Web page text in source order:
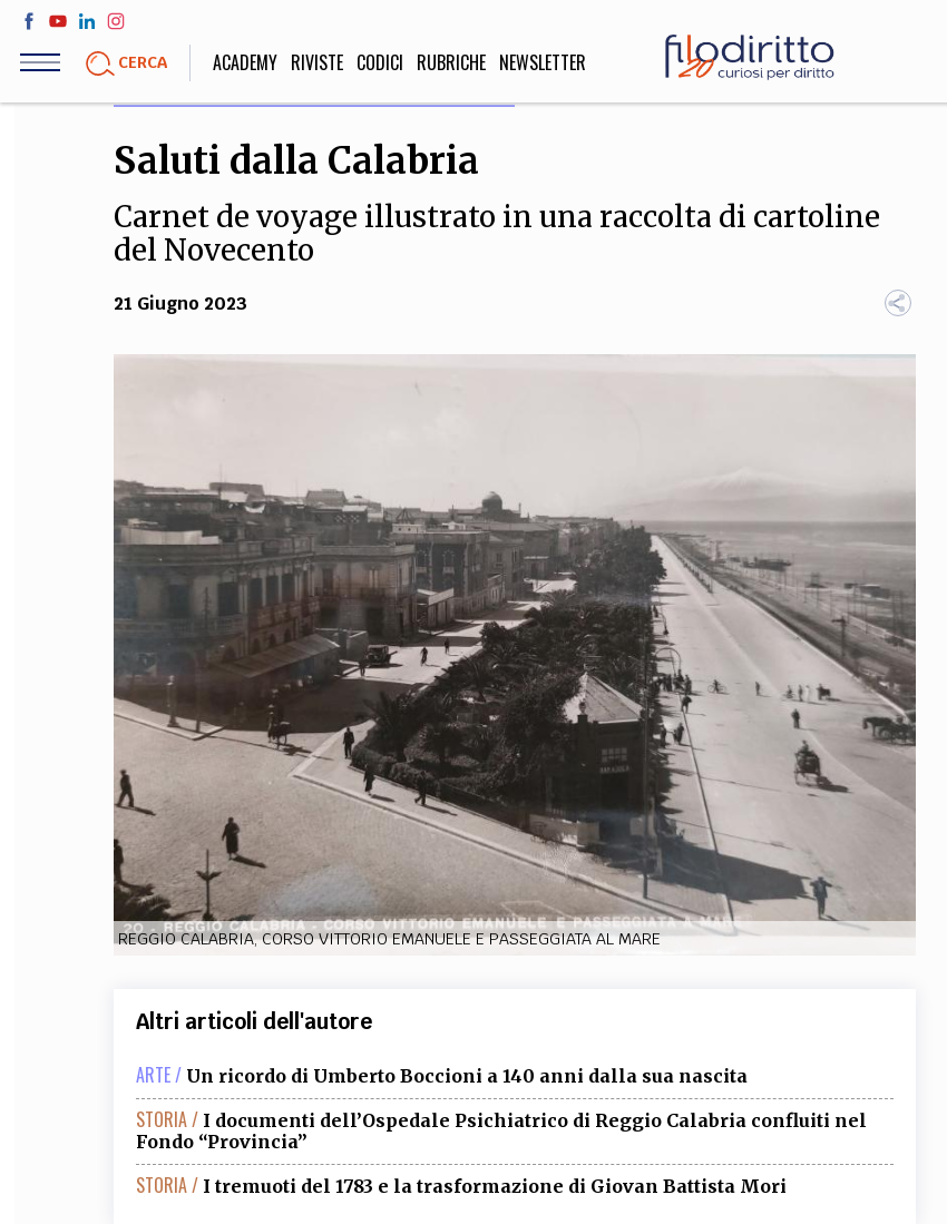
Salta
contenuto
CERCA ACADEMY RIVISTE CODICI RUBRICHE NEWSLETTER
LIFE STYLE
Sport, Cucina, Viaggi,
Moda
SOCIETÀ
Politica, Attualità,
Educazione, Lavoro, Esteri
DIRITTO
STORIA E FILOSOFIA
Scienze storiche,
INNOVAZIONE
FILODIRITTO REDAZIONE COMITATO SCIENTIFICO AUTORI FOTOGRAFI
EXTRA
CODICI RUBRICHE LIBRI PROCEEDINGS PUBBLICITÀ CONTATTI
SOCIAL MEDIA
Saluti dalla Calabria
Carnet de voyage illustrato in una raccolta di cartoline
del Novecento
21 Giugno 2023
REGGIO CALABRIA, CORSO VITTORIO EMANUELE E PASSEGGIATA AL MARE
Altri articoli dell'autore
ARTE / Un ricordo di Umberto Boccioni a 140 anni dalla sua nascita
STORIA / I documenti dell’Ospedale Psichiatrico di Reggio Calabria confluiti nel
Fondo “Provincia”
STORIA / I tremuoti del 1783 e la trasformazione di Giovan Battista Mori